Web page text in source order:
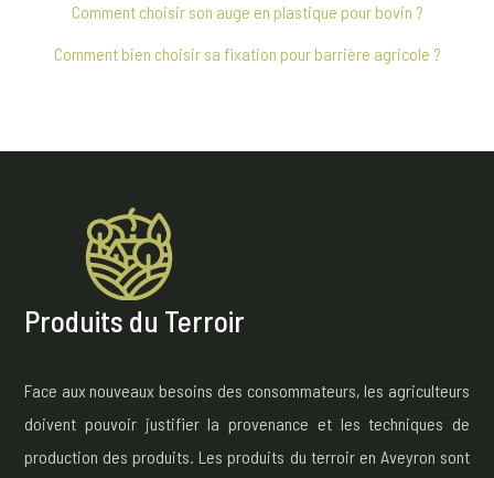
Comment choisir son auge en plastique pour bovin ?
Comment bien choisir sa fixation pour barrière agricole ?
Produits du Terroir
Face aux nouveaux besoins des consommateurs, les agriculteurs
doivent pouvoir justifier la provenance et les techniques de
production des produits. Les produits du terroir en Aveyron sont